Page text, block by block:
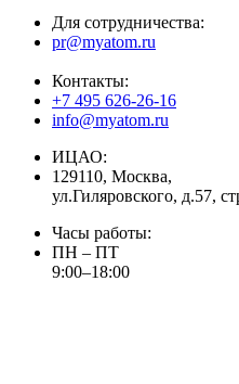
Для сотрудничества:
pr@myatom.ru
Контакты:
+7 495 626-26-16
info@myatom.ru
ИЦАО:
129110, Москва,
ул.Гиляровского, д.57,
Часы работы:
ПН – ПТ
9:00–18:00